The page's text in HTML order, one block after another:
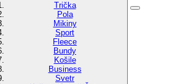
Trička
Pola
Mikiny
Sport
Fleece
Bundy
Košile
Business
Svetr